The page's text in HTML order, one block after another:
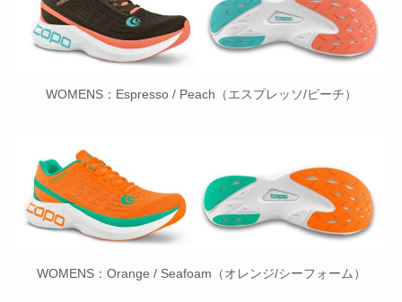
WOMENS：Espresso / Peach（エスプレッソ/ピーチ）
WOMENS：Orange / Seafoam（オレンジ/シーフォーム）